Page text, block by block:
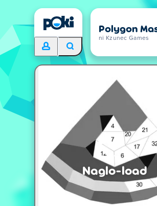
Polygon
ni Kzunec Games
Naglo-load